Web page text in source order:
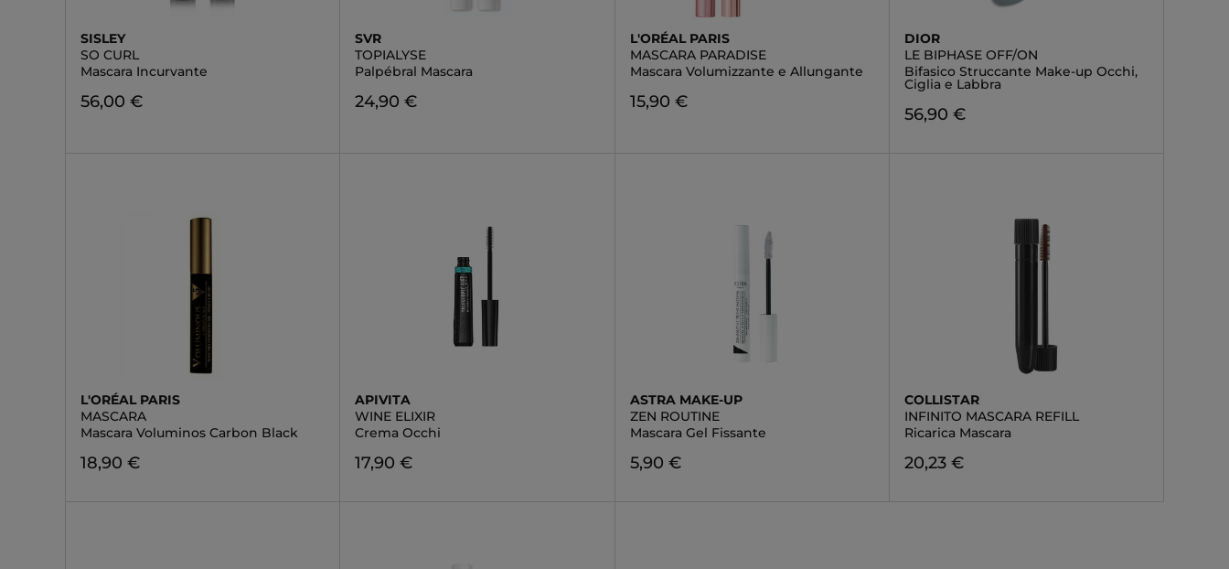
SISLEY
SO CURL
Mascara Incurvante
56,00 €
SVR
TOPIALYSE
Palpébral Mascara
24,90 €
L'ORÉAL PARIS
MASCARA PARADISE
Mascara Volumizzante e Allungante
15,90 €
DIOR
LE BIPHASE OFF/ON
Bifasico Struccante Make-up Occhi,
Ciglia e Labbra
56,90 €
L'ORÉAL PARIS
MASCARA
Mascara Voluminos Carbon Black
18,90 €
APIVITA
WINE ELIXIR
Crema Occhi
17,90 €
ASTRA MAKE-UP
ZEN ROUTINE
Mascara Gel Fissante
5,90 €
COLLISTAR
INFINITO MASCARA REFILL
Ricarica Mascara
20,23 €